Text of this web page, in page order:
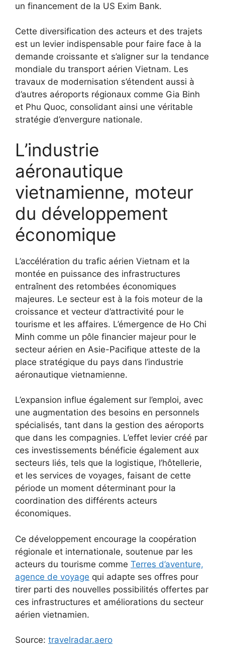
un financement de la US Exim Bank.
Cette diversification des acteurs et des trajets
est un levier indispensable pour faire face à la
demande croissante et s’aligner sur la tendance
mondiale du transport aérien Vietnam. Les
travaux de modernisation s’étendent aussi à
d’autres aéroports régionaux comme Gia Binh
et Phu Quoc, consolidant ainsi une véritable
stratégie d’envergure nationale.
L’industrie
aéronautique
vietnamienne, moteur
du développement
économique
L’accélération du trafic aérien Vietnam et la
montée en puissance des infrastructures
entraînent des retombées économiques
majeures. Le secteur est à la fois moteur de la
croissance et vecteur d’attractivité pour le
tourisme et les affaires. L’émergence de Ho Chi
Minh comme un pôle financier majeur pour le
secteur aérien en Asie-Pacifique atteste de la
place stratégique du pays dans l’industrie
aéronautique vietnamienne.
L’expansion influe également sur l’emploi, avec
une augmentation des besoins en personnels
spécialisés, tant dans la gestion des aéroports
que dans les compagnies. L’effet levier créé par
ces investissements bénéficie également aux
secteurs liés, tels que la logistique, l’hôtellerie,
et les services de voyages, faisant de cette
période un moment déterminant pour la
coordination des différents acteurs
économiques.
Ce développement encourage la coopération
régionale et internationale, soutenue par les
acteurs du tourisme comme Terres d’aventure,
agence de voyage qui adapte ses offres pour
tirer parti des nouvelles possibilités offertes par
ces infrastructures et améliorations du secteur
aérien vietnamien.
Source: travelradar.aero